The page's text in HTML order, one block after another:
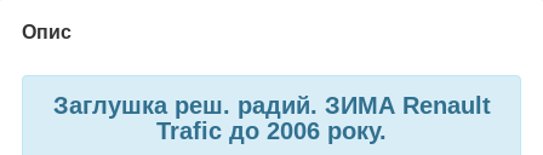
Опис
Заглушка реш. радий. ЗИМА Renault
Trafic до 2006 року.